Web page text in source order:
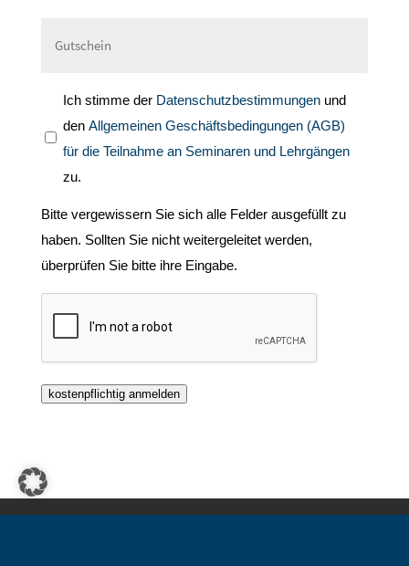
Ich stimme der Datenschutzbestimmungenund
den Allgemeinen Geschäftsbedingungen (AGB)
für die Teilnahme an Seminaren und Lehrgängen
zu.
Bitte vergewissern Sie sich alle Felder ausgefüllt zu
haben. Sollten Sie nicht weitergeleitet werden,
überprüfen Sie bitte ihre Eingabe.
kostenpflichtig anmelden